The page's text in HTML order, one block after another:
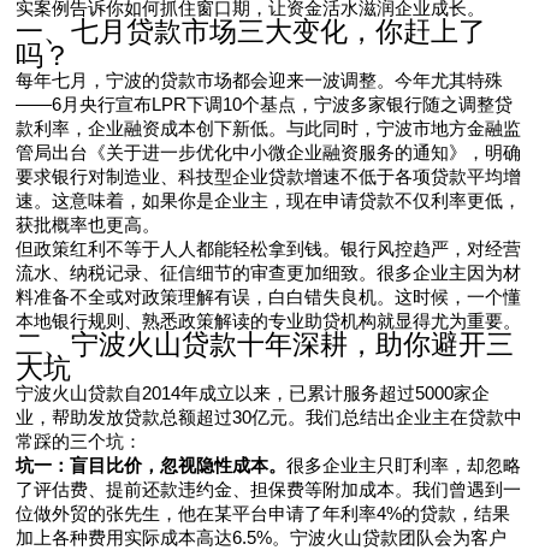
实案例告诉你如何抓住窗口期，让资金活水滋润企业成长。
一、七月贷款市场三大变化，你赶上了
吗？
每年七月，宁波的贷款市场都会迎来一波调整。今年尤其特殊
——6月央行宣布LPR下调10个基点，宁波多家银行随之调整贷
款利率，企业融资成本创下新低。与此同时，宁波市地方金融监
管局出台《关于进一步优化中小微企业融资服务的通知》，明确
要求银行对制造业、科技型企业贷款增速不低于各项贷款平均增
速。这意味着，如果你是企业主，现在申请贷款不仅利率更低，
获批概率也更高。
但政策红利不等于人人都能轻松拿到钱。银行风控趋严，对经营
流水、纳税记录、征信细节的审查更加细致。很多企业主因为材
料准备不全或对政策理解有误，白白错失良机。这时候，一个懂
本地银行规则、熟悉政策解读的专业助贷机构就显得尤为重要。
二、宁波火山贷款十年深耕，助你避开三
大坑
宁波火山贷款自2014年成立以来，已累计服务超过5000家企
业，帮助发放贷款总额超过30亿元。我们总结出企业主在贷款中
常踩的三个坑：
坑一：盲目比价，忽视隐性成本。很多企业主只盯利率，却忽略
了评估费、提前还款违约金、担保费等附加成本。我们曾遇到一
位做外贸的张先生，他在某平台申请了年利率4%的贷款，结果
加上各种费用实际成本高达6.5%。宁波火山贷款团队会为客户